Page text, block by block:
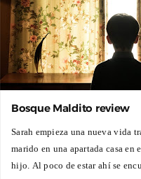
Bosque Maldito review
Sarah empieza una nueva vida
marido en una apartada casa en
hijo. Al poco de estar ahí se